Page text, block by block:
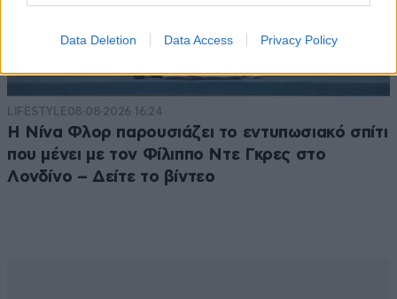
Data Deletion Data Access Privacy Policy
LIFESTYLE08·08·2026 16:24
Η Νίνα Φλορ παρουσιάζει το εντυπωσιακό σπίτι
που μένει με τον Φίλιππο Ντε Γκρες στο
Λονδίνο – Δείτε το βίντεο